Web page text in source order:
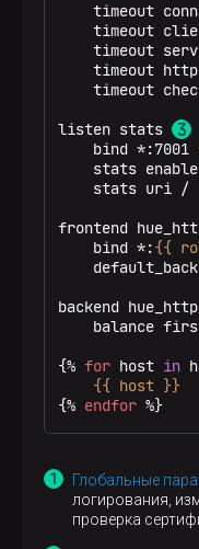
# Global
global
log /dev/
chroot
maxconn
user
daemon
ssl-
# common
defaults
mode
log
option
option
option
timeout
timeout
timeout
timeout
timeout
listen stats
    bind *:7001
    stats enable
    stats uri /
frontend
    bind *:
{{
backend
balance
{% for host in
{{ host }}
{% endfor %}
Глобальные
логирования,
проверка